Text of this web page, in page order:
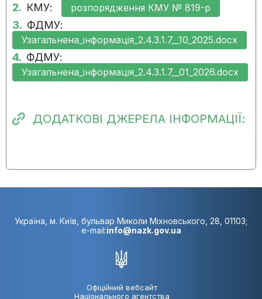
10.02.2025: Прогрес виконання заходу
наявний
14.11.2024:
Виконання заходу
розпочато вчасно
2. КМУ: розпорядження КМУ № 819-р
3. ФДМУ:
Узагальнена_інформація_2.4.3.1.7__10_2025.docx
4. ФДМУ:
Узагальнена_інформація_2.4.3.1.7__01_2026.docx
ДОДАТКОВІ ДЖЕРЕЛА ІНФОРМАЦІЇ:
Україна, м. Київ, бульвар Миколи Міхновського, 28, 01103;
e-mail:info@nazk.gov.ua
Офіційний вебсайт
Національного агентства